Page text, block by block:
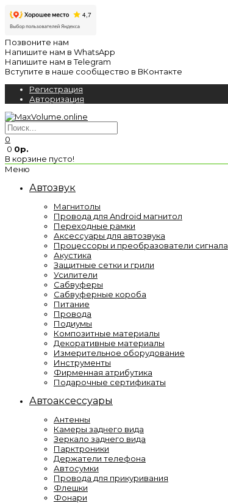
Позвоните нам
Напишите нам в WhatsApp
Напишите нам в Telegram
Вступите в наше сообщество в ВКонтакте
Регистрация
Авторизация
0
0 0р.
В корзине пусто!
Меню
Автозвук
Магнитолы
Провода для Android магнитол
Переходные рамки
Аксессуары для автозвука
Процессоры и преобразователи сигнала
Акустика
Защитные сетки и грили
Усилители
Сабвуферы
Сабвуферные короба
Питание
Провода
Подиумы
Композитные материалы
Декоративные материалы
Измерительное оборудование
Инструменты
Фирменная атрибутика
Подарочные сертификаты
Автоаксессуары
Антенны
Камеры заднего вида
Зеркало заднего вида
Парктроники
Держатели телефона
Автосумки
Провода для прикуривания
Флешки
Фонари